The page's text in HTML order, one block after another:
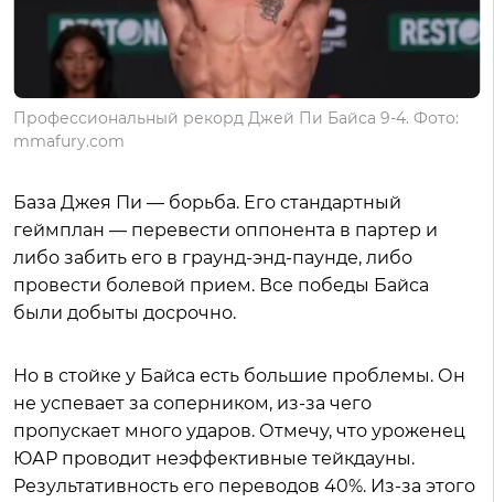
Профессиональный рекорд Джей Пи Байса 9-4. Фото:
mmafury.com
База Джея Пи — борьба. Его стандартный
геймплан — перевести оппонента в партер и
либо забить его в граунд-энд-паунде, либо
провести болевой прием. Все победы Байса
были добыты досрочно.
Но в стойке у Байса есть большие проблемы. Он
не успевает за соперником, из-за чего
пропускает много ударов. Отмечу, что уроженец
ЮАР проводит неэффективные тейкдауны.
Результативность его переводов 40%. Из-за этого